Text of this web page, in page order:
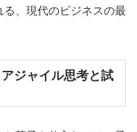
、現代のビジネスの最
ジャイル思考と試